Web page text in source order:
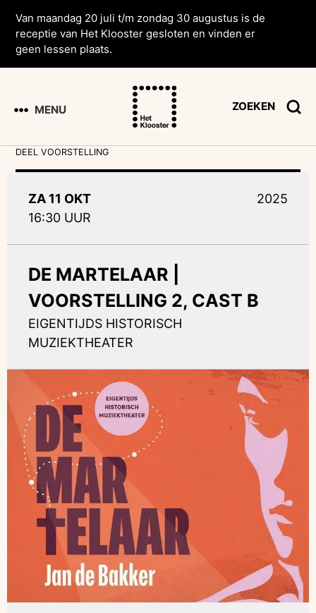
Van maandag 20 juli t/m zondag 30 augustus is de
receptie van Het Klooster gesloten en vinden er
geen lessen plaats.
MENU ZOEKEN
DEEL VOORSTELLING
ZA 11 OKT
16:30 UUR
2025
DE MARTELAAR |
VOORSTELLING 2, CAST B
EIGENTIJDS HISTORISCH
MUZIEKTHEATER